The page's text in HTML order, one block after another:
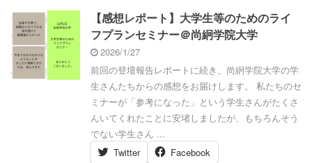
【感想レポート】大学生等のためのライ
フプランセミナー＠尚絅学院大学
2026/1/27
前回の登壇報告レポートに続き、尚絅学院大学の学
生さんたちからの感想をお届けします。 私たちのセ
ミナーが「参考になった」という学生さんがたくさ
んいてくれたことに安堵しましたが、もちろんそう
でない学生さん ...
Twitter
Facebook